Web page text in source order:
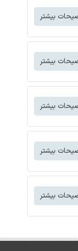
بیشتر
بیشتر
بیشتر
بیشتر
بیشتر